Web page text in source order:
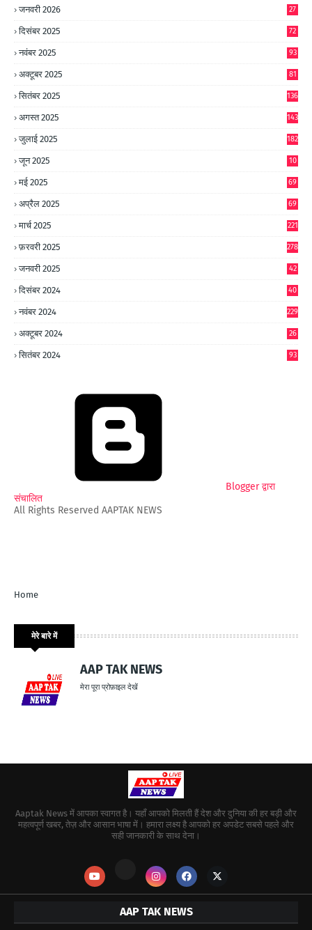
जनवरी 2026 27
दिसंबर 2025 72
नवंबर 2025 93
अक्टूबर 2025 81
सितंबर 2025 136
अगस्त 2025 143
जुलाई 2025 182
जून 2025
10
मई 2025 69
अप्रैल 2025 69
मार्च 2025 221
फ़रवरी 2025 278
जनवरी 2025
42
दिसंबर 2024
40
नवंबर 2024 229
अक्टूबर 2024
26
सितंबर 2024 93
Blogger द्वारा
संचालित
All Rights Reserved AAPTAK NEWS
Home
मेरे बारे में
AAP TAK NEWS
मेरा पूरा प्रोफ़ाइल देखें
Aaptak News में आपका स्वागत है। यहाँ आपको मिलती हैं देश और दुनिया की हर बड़ी और
महत्वपूर्ण खबर, तेज़ और आसान भाषा में। हमारा लक्ष्य है आपको हर अपडेट सबसे पहले और
सही जानकारी के साथ देना।
AAP TAK NEWS